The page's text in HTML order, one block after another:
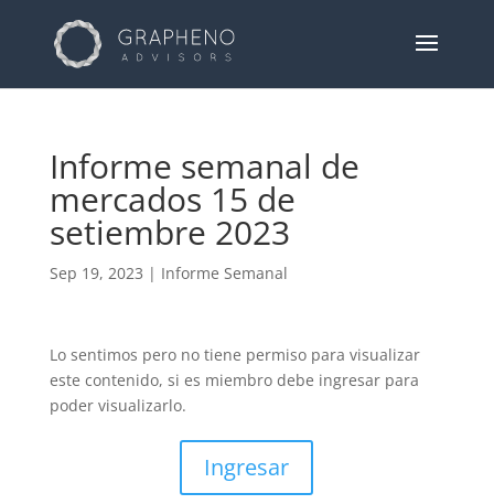
Informe semanal de
mercados 15 de
setiembre 2023
Sep 19, 2023 | Informe Semanal
Lo sentimos pero no tiene permiso para visualizar
este contenido, si es miembro debe ingresar para
poder visualizarlo.
Ingresar